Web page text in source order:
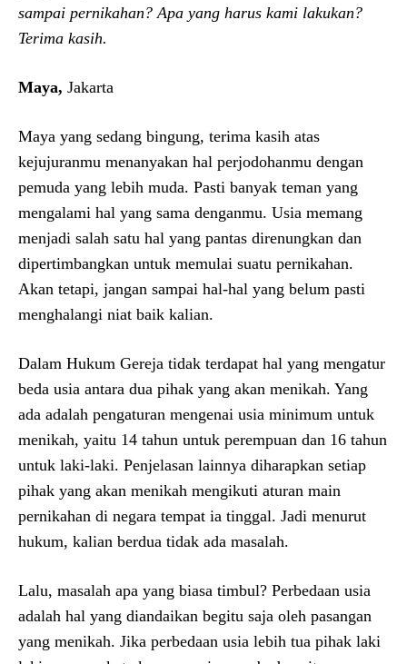
sampai pernikahan? Apa yang harus kami lakukan?
Terima kasih.
Maya, Jakarta
Maya yang sedang bingung, terima kasih atas
kejujuranmu menanyakan hal perjodohanmu dengan
pemuda yang lebih muda. Pasti banyak teman yang
mengalami hal yang sama denganmu. Usia memang
menjadi salah satu hal yang pantas direnungkan dan
dipertimbangkan untuk memulai suatu pernikahan.
Akan tetapi, jangan sampai hal-hal yang belum pasti
menghalangi niat baik kalian.
Dalam Hukum Gereja tidak terdapat hal yang mengatur
beda usia antara dua pihak yang akan menikah. Yang
ada adalah pengaturan mengenai usia minimum untuk
menikah, yaitu 14 tahun untuk perempuan dan 16 tahun
untuk laki-laki. Penjelasan lainnya diharapkan setiap
pihak yang akan menikah mengikuti aturan main
pernikahan di negara tempat ia tinggal. Jadi menurut
hukum, kalian berdua tidak ada masalah.
Lalu, masalah apa yang biasa timbul? Perbedaan usia
adalah hal yang diandaikan begitu saja oleh pasangan
yang menikah. Jika perbedaan usia lebih tua pihak laki